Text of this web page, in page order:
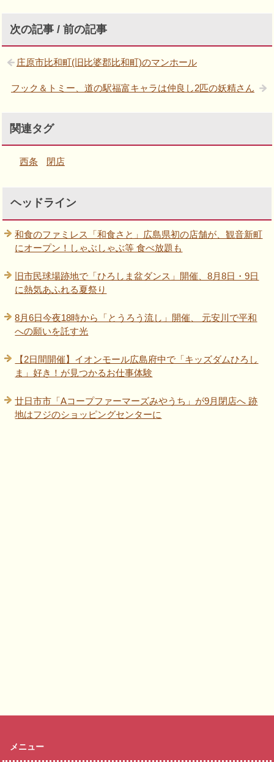
次の記事 / 前の記事
庄原市比和町(旧比婆郡比和町)のマンホール
フック＆トミー、道の駅福富キャラは仲良し2匹の妖精さん
関連タグ
西条 閉店
ヘッドライン
和食のファミレス「和食さと」広島県初の店舗が、観音新町
にオープン！しゃぶしゃぶ等 食べ放題も
旧市民球場跡地で「ひろしま盆ダンス」開催、8月8日・9日
に熱気あふれる夏祭り
8月6日今夜18時から「とうろう流し」開催、 元安川で平和
への願いを託す光
【2日間開催】イオンモール広島府中で「キッズダムひろし
ま」好き！が見つかるお仕事体験
廿日市市「Aコープファーマーズみやうち」が9月閉店へ 跡
地はフジのショッピングセンターに
メニュー